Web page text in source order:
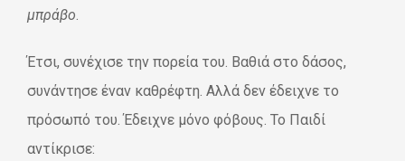
μπράβο.
Έτσι, συνέχισε την πορεία του. Βαθιά στο δάσος,
συνάντησε έναν καθρέφτη. Αλλά δεν έδειχνε το
πρόσωπό του. Έδειχνε μόνο φόβους. Το Παιδί
αντίκρισε: